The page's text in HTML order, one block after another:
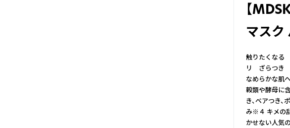
【
マスク
触りたくな
リ ざらつき
なめらかな肌
穀類や酵母に
き、ベアつき
み※４ キメの
かせない人気